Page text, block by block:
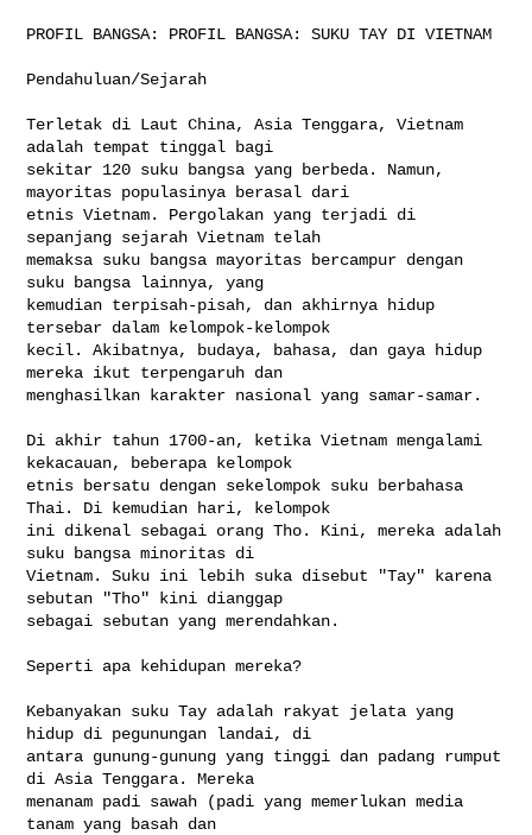
PROFIL BANGSA: PROFIL BANGSA: SUKU TAY DI VIETNAM
Pendahuluan/Sejarah
Terletak di Laut China, Asia Tenggara, Vietnam
adalah tempat tinggal bagi
sekitar 120 suku bangsa yang berbeda. Namun,
mayoritas populasinya berasal dari
etnis Vietnam. Pergolakan yang terjadi di
sepanjang sejarah Vietnam telah
memaksa suku bangsa mayoritas bercampur dengan
suku bangsa lainnya, yang
kemudian terpisah-pisah, dan akhirnya hidup
tersebar dalam kelompok-kelompok
kecil. Akibatnya, budaya, bahasa, dan gaya hidup
mereka ikut terpengaruh dan
menghasilkan karakter nasional yang samar-samar.
Di akhir tahun 1700-an, ketika Vietnam mengalami
kekacauan, beberapa kelompok
etnis bersatu dengan sekelompok suku berbahasa
Thai. Di kemudian hari, kelompok
ini dikenal sebagai orang Tho. Kini, mereka adalah
suku bangsa minoritas di
Vietnam. Suku ini lebih suka disebut "Tay" karena
sebutan "Tho" kini dianggap
sebagai sebutan yang merendahkan.
Seperti apa kehidupan mereka?
Kebanyakan suku Tay adalah rakyat jelata yang
hidup di pegunungan landai, di
antara gunung-gunung yang tinggi dan padang rumput
di Asia Tenggara. Mereka
menanam padi sawah (padi yang memerlukan media
tanam yang basah dan